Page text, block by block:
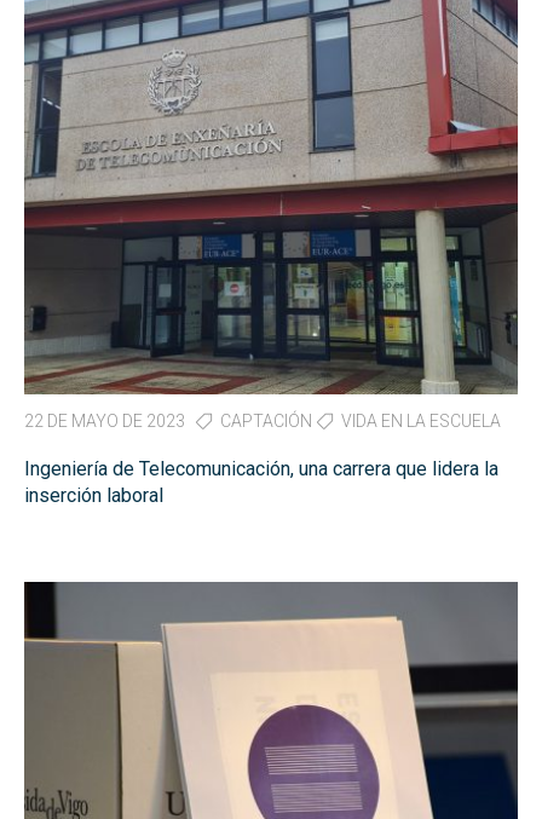
22 DE MAYO DE 2023 CAPTACIÓN VIDA EN LA ESCUELA
Ingeniería de Telecomunicación, una carrera que lidera la
inserción laboral